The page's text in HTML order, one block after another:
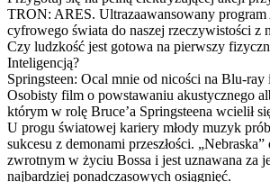
TRON: ARES. Ultrazaawansowany program
cyfrowego świata do naszej rzeczywistości z
Czy ludzkość jest gotowa na pierwszy
Inteligencją?
Springsteen: Ocal mnie od nicości na Blu-
Osobisty film o powstawaniu akustycznego
którym w rolę Bruce’a Springsteena wcielił
U progu światowej kariery młody muzyk
sukcesu z demonami przeszłości. „Nebraska”
zwrotnym w życiu Bossa i jest uznawana za
najbardziej ponadczasowych osiągnięć.